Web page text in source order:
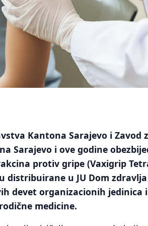
Kantona Sarajevo i Zavod
Sarajevo i ove godine
protiv gripe (Vaxigrip
distribuirane u JU Dom
devet organizacionih jedinica
medicine.